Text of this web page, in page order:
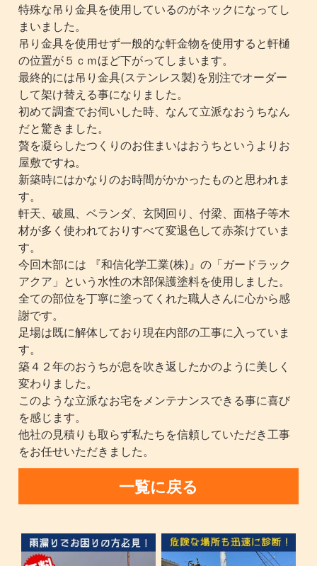
特殊な吊り金具を使用しているのがネックになってし
まいました。
吊り金具を使用せず一般的な軒金物を使用すると軒樋
の位置が５ｃｍほど下がってしまいます。
最終的には吊り金具(ステンレス製)を別注でオーダー
して架け替える事になりました。
初めて調査でお伺いした時、なんて立派なおうちなん
だと驚きました。
贅を凝らしたつくりのお住まいはおうちというよりお
屋敷ですね。
新築時にはかなりのお時間がかかったものと思われま
す。
軒天、破風、ベランダ、玄関回り、付梁、面格子等木
材が多く使われておりすべて変退色して赤茶けていま
す。
今回木部には 『和信化学工業(株)』の「ガードラック
アクア」という水性の木部保護塗料を使用しました。
全ての部位を丁寧に塗ってくれた職人さんに心から感
謝です。
足場は既に解体しており現在内部の工事に入っていま
す。
築４２年のおうちが息を吹き返したかのように美しく
変わりました。
このような立派なお宅をメンテナンスできる事に喜び
を感じます。
他社の見積りも取らず私たちを信頼していただき工事
をお任せいただきました。
一覧に戻る